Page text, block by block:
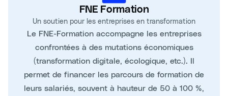
FNE Formation
Un soutien pour les entreprises en transformation
Le FNE-Formation accompagne les entreprises
confrontées à des mutations économiques
(transformation digitale, écologique, etc.). Il
permet de financer les parcours de formation de
leurs salariés, souvent à hauteur de 50 à 100 %,